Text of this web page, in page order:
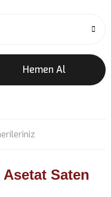
Hemen Al
Saten